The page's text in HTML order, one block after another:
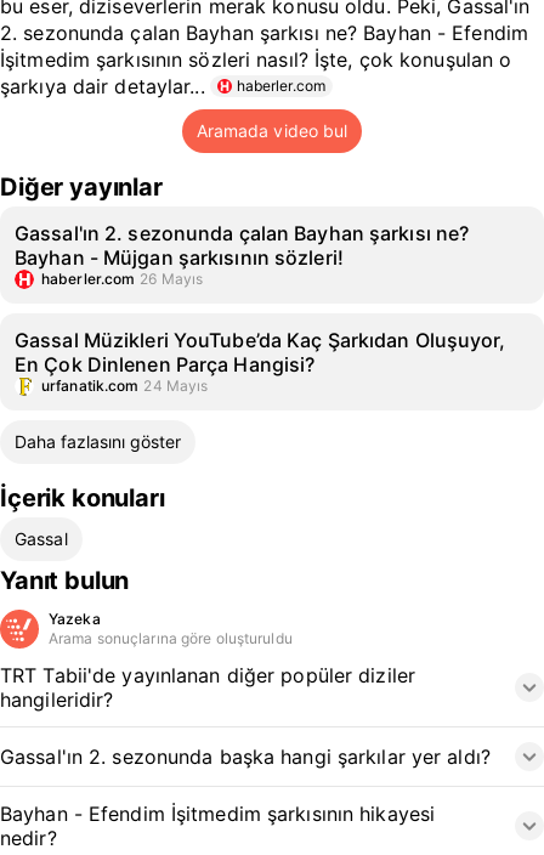
bu eser, diziseverlerin merak konusu oldu. Peki, Gassal'ın
2. sezonunda çalan Bayhan şarkısı ne? Bayhan - Efendim
İşitmedim şarkısının sözleri nasıl? İşte, çok konuşulan o
şarkıya dair detaylar...
haberler.com
Aramada video bul
Diğer yayınlar
Gassal'ın 2. sezonunda çalan Bayhan şarkısı ne?
Bayhan - Müjgan şarkısının sözleri!
haberler.com 26 Mayıs
Gassal Müzikleri YouTube’da Kaç Şarkıdan Oluşuyor,
En Çok Dinlenen Parça Hangisi?
urfanatik.com 24 Mayıs
Daha fazlasını göster
İçerik konuları
Gassal
Yanıt bulun
Yazeka
Arama sonuçlarına göre oluşturuldu
TRT Tabii'de yayınlanan diğer popüler diziler
hangileridir?
Gassal'ın 2. sezonunda başka hangi şarkılar yer aldı?
Bayhan - Efendim İşitmedim şarkısının hikayesi
nedir?